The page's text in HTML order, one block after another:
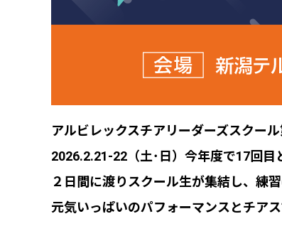
アルビレックスチアリーダーズスクー
2026.2.21-22（土･日）今年度で17回目
２日間に渡りスクール生が集結し、練
元気いっぱいのパフォーマンスとチア